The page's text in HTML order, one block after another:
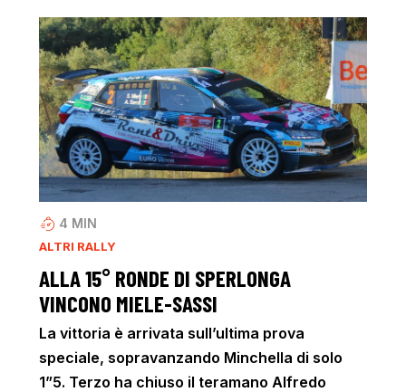
4 MIN
ALTRI RALLY
ALLA 15° RONDE DI SPERLONGA
VINCONO MIELE-SASSI
La vittoria è arrivata sull’ultima prova
speciale, sopravanzando Minchella di solo
1”5. Terzo ha chiuso il teramano Alfredo